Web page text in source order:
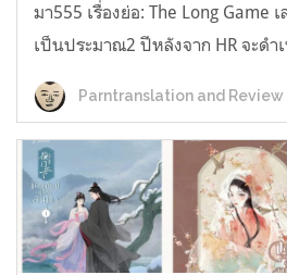
มา555 เรื่องย่อ: The Long Game
เป็นประมาณ2 ปีหลังจาก HR จะดำ
Parntranslation and Review